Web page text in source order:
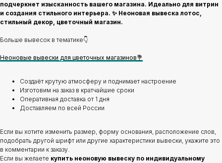
подчеркнет изысканность вашего магазина. Идеально для витрин
и создания стильного интерьера. ✨ Неоновая вывеска лотос,
стильный декор, цветочный магазин.
Больше вывесок в тематике👇
Неоновые вывески для цветочных магазинов💐
Создаёт крутую атмосферу и поднимает настроение
Изготовим на заказ в кратчайшие сроки
Оперативная доставка от 1 дня
Доставляем по всей России
Если вы хотите изменить размер, форму основания, расположение слов,
подобрать другой шрифт или другие характеристики вывески, укажите это
в комментарии к заказу.
Если вы желаете купить неоновую вывеску по индивидуальному